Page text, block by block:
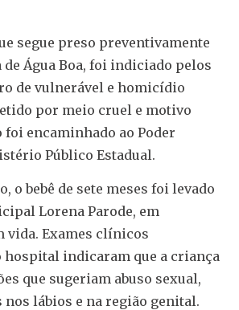
segue preso preventivamente
Água Boa, foi indiciado pelos
de vulnerável e homicídio
por meio cruel e motivo
encaminhado ao Poder
Público Estadual.
o bebê de sete meses foi levado
Lorena Parode, em
vida. Exames clínicos
indicaram que a criança
que sugeriam abuso sexual,
nos lábios e na região genital.